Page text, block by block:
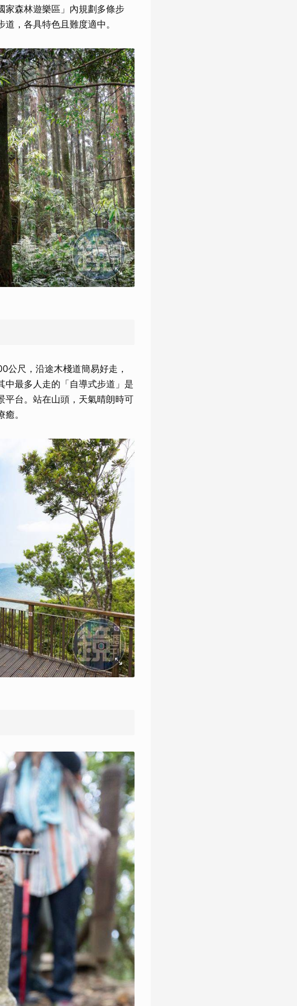
家森林遊樂區」內規劃多條步
，各具特色且難度適中。
公尺，沿途木棧道簡易好走，
中最多人走的「自導式步道」是
平台。站在山頭，天氣晴朗時可
。